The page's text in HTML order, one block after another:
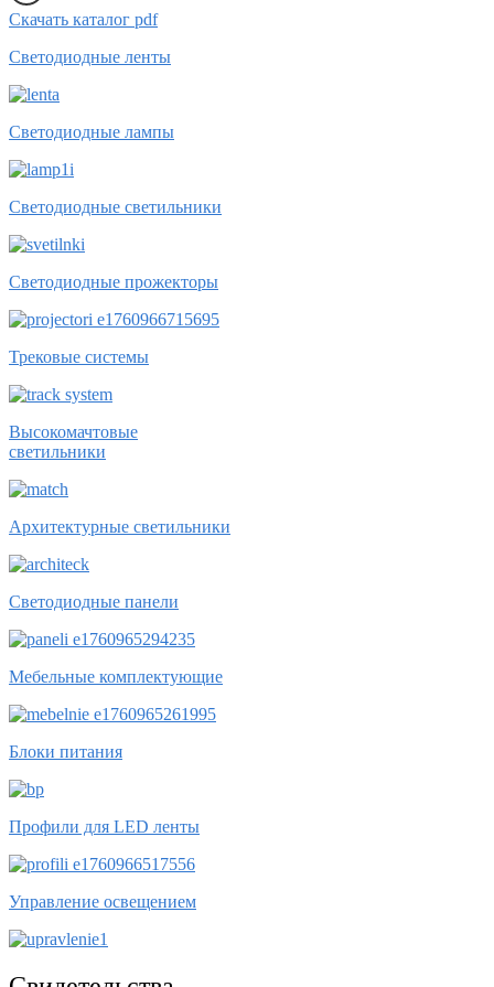
Скачать каталог pdf
Светодиодные ленты
Светодиодные лампы
Светодиодные светильники
Светодиодные прожекторы
Трековые системы
Высокомачтовые
светильники
Архитектурные светильники
Светодиодные панели
Мебельные комплектующие
Блоки питания
Профили для LED ленты
Управление освещением